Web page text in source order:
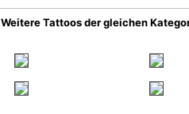
Weitere Tattoos der gleichen